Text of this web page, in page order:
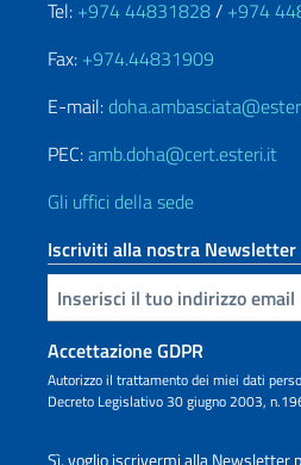
Tel: +974 44831828/ +974
Fax: +974.44831909
E-mail:
PEC:amb.doha@cert.esteri.it
Gli uffici della sede
Iscriviti alla nostra Newsletter
Inserisci la tua email
Accettazione GDPR
Autorizzo il trattamento dei miei dati
Decreto Legislativo 30 giugno 2003,